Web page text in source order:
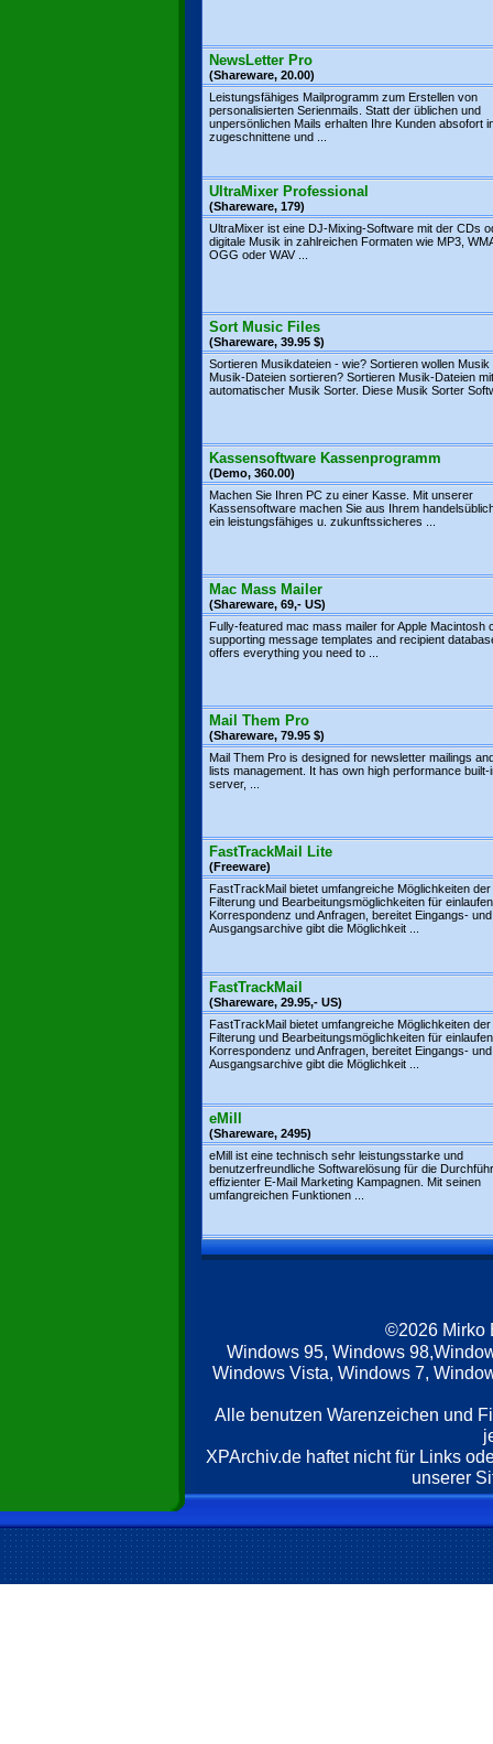
NewsLetter Pro
(Shareware, 20.00)
Leistungsfähiges Mailprogramm zum Erstellen von
personalisierten Serienmails. Statt der üblichen und
unpersönlichen Mails erhalten Ihre Kunden absofort
zugeschnittene und ...
UltraMixer Professional
(Shareware, 179)
UltraMixer ist eine DJ-Mixing-Software mit der CDs
digitale Musik in zahlreichen Formaten wie MP3,
OGG oder WAV ...
Sort Music Files
(Shareware, 39.95 $)
Sortieren Musikdateien - wie? Sortieren wollen Musik
Musik-Dateien sortieren? Sortieren Musik-Dateien mit
automatischer Musik Sorter. Diese Musik Sorter
Kassensoftware Kassenprogramm
(Demo, 360.00)
Machen Sie Ihren PC zu einer Kasse. Mit unserer
Kassensoftware machen Sie aus Ihrem
ein leistungsfähiges u. zukunftssicheres ...
Mac Mass Mailer
(Shareware, 69,- US)
Fully-featured mac mass mailer for Apple Macintosh
supporting message templates and recipient
offers everything you need to ...
Mail Them Pro
(Shareware, 79.95 $)
Mail Them Pro is designed for newsletter mailings
lists management. It has own high performance built-
server, ...
FastTrackMail Lite
(Freeware)
FastTrackMail bietet umfangreiche Möglichkeiten der
Filterung und Bearbeitungsmöglichkeiten für
Korrespondenz und Anfragen, bereitet Eingangs- und
Ausgangsarchive gibt die Möglichkeit ...
FastTrackMail
(Shareware, 29.95,- US)
FastTrackMail bietet umfangreiche Möglichkeiten der
Filterung und Bearbeitungsmöglichkeiten für
Korrespondenz und Anfragen, bereitet Eingangs- und
Ausgangsarchive gibt die Möglichkeit ...
eMill
(Shareware, 2495)
eMill ist eine technisch sehr leistungsstarke und
benutzerfreundliche Softwarelösung für die
effizienter E-Mail Marketing Kampagnen. Mit seinen
umfangreichen Funktionen ...
©2026 Mirko
Windows 95, Windows
Windows Vista, Windows 7,
Alle benutzen Warenzeichen und
XPArchiv.de haftet nicht für Links
unserer